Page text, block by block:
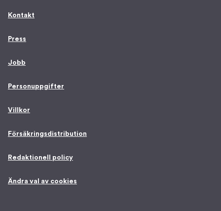
Kontakt
Press
Jobb
Personuppgifter
Villkor
Försäkringsdistribution
Redaktionell policy
Ändra val av cookies